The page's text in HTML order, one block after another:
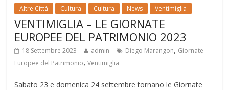
Altre Città Cultura Cultura News Ventimiglia
VENTIMIGLIA – LE GIORNATE
EUROPEE DEL PATRIMONIO 2023
18 Settembre 2023 admin Diego Marangon, Giornate
Europee del Patrimonio,Ventimiglia
Sabato 23 e domenica 24 settembre tornano le Giornate